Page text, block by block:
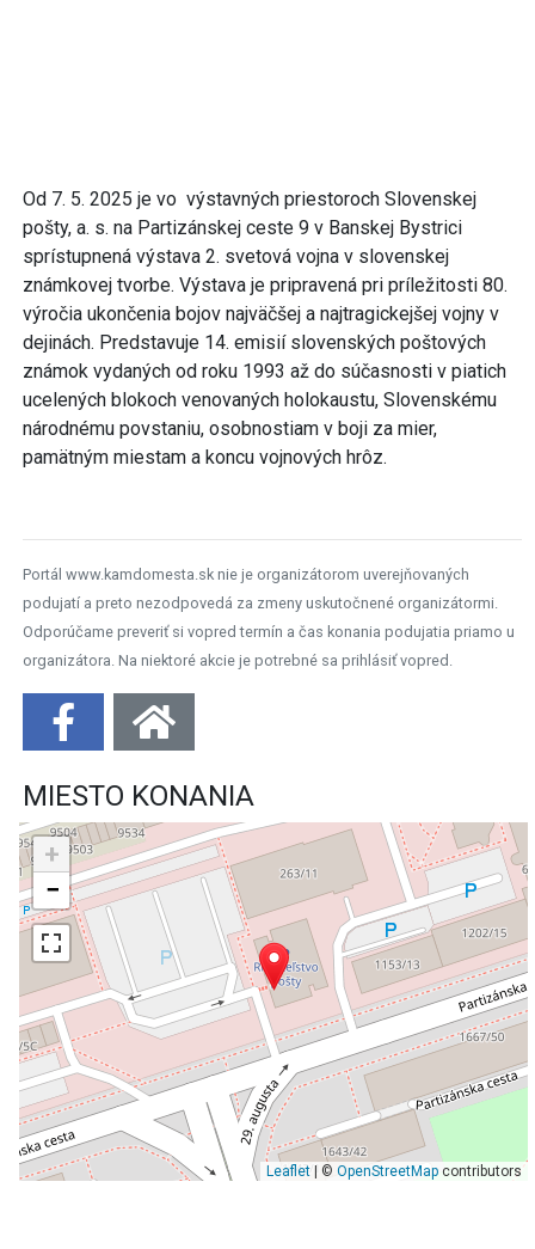
Od 7. 5. 2025 je vo výstavných priestoroch Slovenskej
pošty, a. s. na Partizánskej ceste 9 v Banskej Bystrici
sprístupnená výstava 2. svetová vojna v slovenskej
známkovej tvorbe. Výstava je pripravená pri príležitosti 80.
výročia ukončenia bojov najväčšej a najtragickejšej vojny v
dejinách. Predstavuje 14. emisií slovenských poštových
známok vydaných od roku 1993 až do súčasnosti v piatich
ucelených blokoch venovaných holokaustu, Slovenskému
národnému povstaniu, osobnostiam v boji za mier,
pamätným miestam a koncu vojnových hrôz.
Portál www.kamdomesta.sk nie je organizátorom uverejňovaných
podujatí a preto nezodpovedá za zmeny uskutočnené organizátormi.
Odporúčame preveriť si vopred termín a čas konania podujatia priamo u
organizátora. Na niektoré akcie je potrebné sa prihlásiť vopred.
MIESTO KONANIA
+
−
Leaflet| © OpenStreetMapcontributors